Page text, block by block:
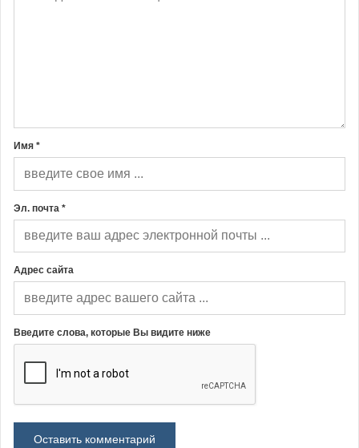
Имя *
Эл. почта *
Адрес сайта
Введите слова, которые Вы видите ниже